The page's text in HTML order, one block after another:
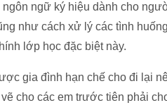
ngữ ký hiệu dành cho
như cách xử lý các tình
lớp học đặc biệt này.
gia đình hạn chế cho đi lại
cho các em trước tiên phải